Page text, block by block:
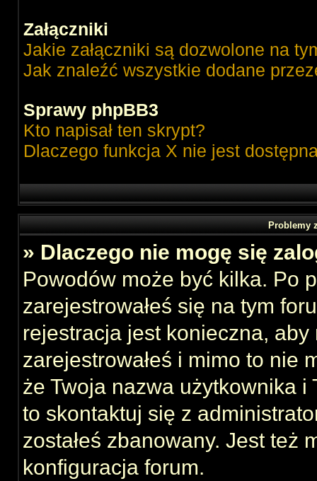
Załączniki
Jakie załączniki są dozwolone na
Jak znaleźć wszystkie dodane
Sprawy phpBB3
Kto napisał ten skrypt?
Dlaczego funkcja X nie jest
Problemy
» Dlaczego nie mogę się
Powodów może być kilka. Po
zarejestrowałeś się na tym
rejestracja jest konieczna,
zarejestrowałeś i mimo to nie
że Twoja nazwa użytkownika i
to skontaktuj się z
zostałeś zbanowany. Jest też
konfiguracja forum.